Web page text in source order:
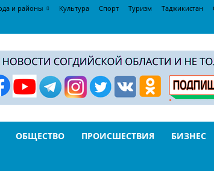
и районы Культура Спорт Туризм Таджикистан
ОБЩЕСТВО ПРОИСШЕСТВИЯ БИЗНЕС